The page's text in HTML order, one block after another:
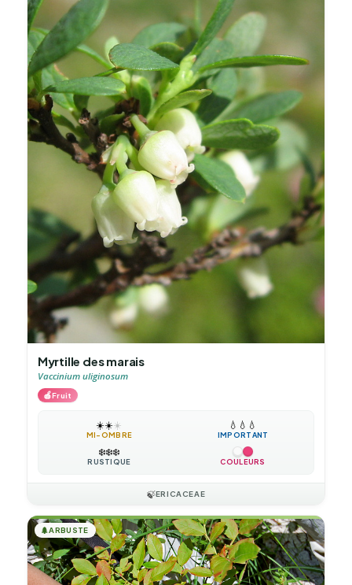
Myrtille des marais
Vaccinium uliginosum
🍎Fruit
☀️☀️☀️
MI-OMBRE
💧 💧 💧
IMPORTANT
❄️❄️❄️
RUSTIQUE COULEURS
🍃ERICACEAE
🌲ARBUSTE